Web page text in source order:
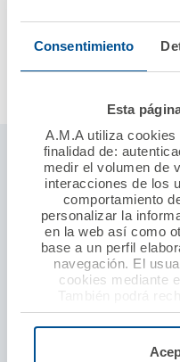
Consentimiento
Esta
A.M.A utiliza
finalidad de:
medir el volumen de
interacciones de los
comportamiento
personalizar la
en la web así como
base a un perfil
navegación. El
cookies mediante
"Rechazar", donde se
menos las
servicios de la web
Descargar
convocatoria
Seguros ámbito
Responsabilidad civil
Establecimientos sanitarios
Seguro baja laboral
Defensa y protección por
Seguros particulares